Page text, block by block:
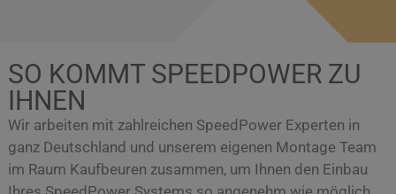
SO KOMMT SPEEDPOWER ZU
IHNEN
Wir arbeiten mit zahlreichen SpeedPower Experten in
ganz Deutschland und unserem eigenen Montage Team
im Raum Kaufbeuren zusammen, um Ihnen den Einbau